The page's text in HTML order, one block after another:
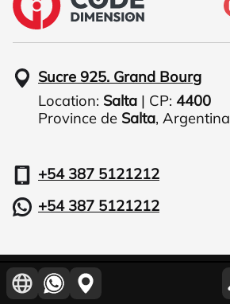
Sucre 925. Grand Bourg
Location: Salta | CP: 4400
Province de Salta, Argentina
+54 387 5121212
+54 387 5121212